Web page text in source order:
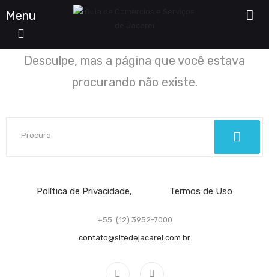
Menu
Desculpe, mas a página que você estava
procurando não existe.
Política de Privacidade Termos de Uso
+55 (12) 3952-7000
contato@sitedejacarei.com.br